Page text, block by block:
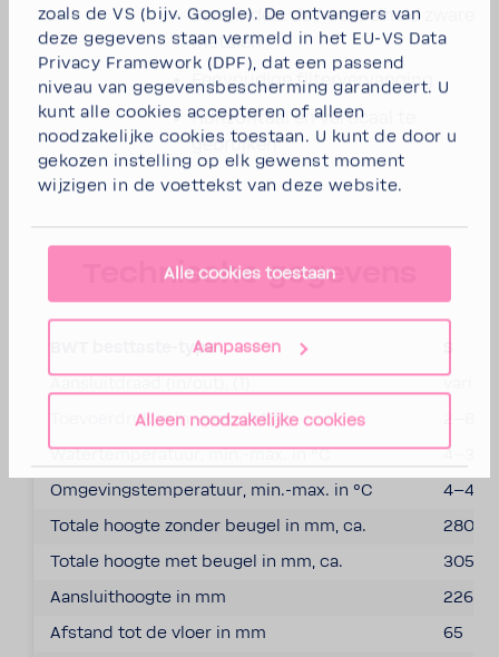
zoals de VS (bijv. Google). De ontvangers van
deze gegevens staan vermeld in het EU-VS Data
Privacy Framework (DPF), dat een passend
niveau van gegevensbescherming garandeert. U
kuntalle cookies accepteren of alleen
noodzakelijke cookies toestaan. U kunt de door u
gekozen instelling op elk gewenst moment
wijzigen in de voettekst van deze website.
Alle cookies toestaan
Aanpassen
Alleen noodzakelijke cookies
Vermin­dert de hoeveel­heid zware
metalen
Eenvou­dige filter­ver­van­ging
Hori­zon­taal en verti­caal te
gebruiken
Tech­ni­sche gege­vens
BWT best­taste-​​type
Toevoer­druk, min.-max. in bar
Water­tem­pe­ra­tuur, min.-max. in °C
4–30
Omge­vings­tem­pe­ra­tuur, min.-max. in °C
4–40
Totale hoogte zonder beugel in mm, ca.
280
Totale hoogte met beugel in mm, ca.
305
Aansluit­hoogte in mm
226
Afstand tot de vloer in mm
65